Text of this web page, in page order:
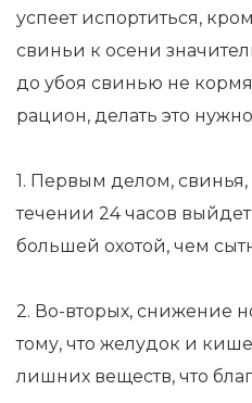
успеет испортиться,
свиньи к осени
до убоя свинью не
рацион, делать это
1. Первым делом,
течении 24 часов
большей охотой, чем
2. Во-вторых, снижение
тому, что желудок и
лишних веществ, что